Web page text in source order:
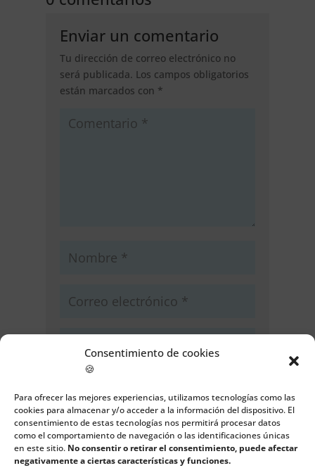
Consentimiento de cookies
🍪
Para ofrecer las mejores experiencias, utilizamos tecnologías como las
cookies para almacenar y/o acceder a la información del dispositivo. El
consentimiento de estas tecnologías nos permitirá procesar datos
como el comportamiento de navegación o las identificaciones únicas
en este sitio. No consentir o retirar el consentimiento, puede afectar
negativamente a ciertas características y funciones.
Enviar un comentario
Tu dirección de correo electrónico no
será publicada. Los campos obligatorios
están marcados con *
electrónico y web en este navegador
para la próxima vez que comente.
Enviar comentario